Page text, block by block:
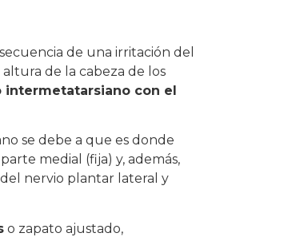
de una irritación del
de la cabeza de los
con el
se debe a que es donde
medial (fija) y, además,
nervio plantar lateral y
o zapato ajustado,